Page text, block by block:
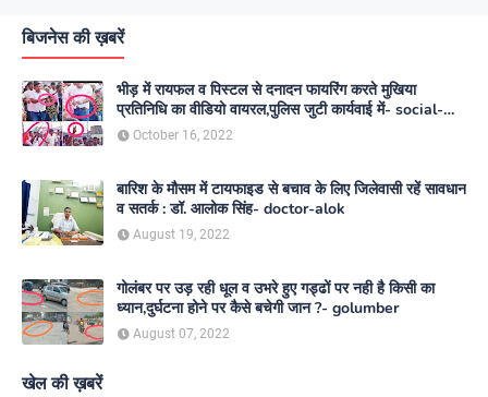
बिजनेस की ख़बरें
भीड़ में रायफल व पिस्टल से दनादन फायरिंग करते मुखिया
प्रतिनिधि का वीडियो वायरल,पुलिस जुटी कार्यवाई में- social-
media
October 16, 2022
बारिश के मौसम में टायफाइड से बचाव के लिए जिलेवासी रहें सावधान
व सतर्क : डॉ. आलोक सिंह- doctor-alok
August 19, 2022
गोलंबर पर उड़ रही धूल व उभरे हुए गड्ढों पर नही है किसी का
ध्यान,दुर्घटना होने पर कैसे बचेगी जान ?- golumber
August 07, 2022
खेल की ख़बरें